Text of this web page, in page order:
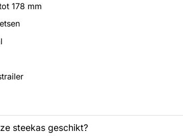
178 mm
steekas geschikt?